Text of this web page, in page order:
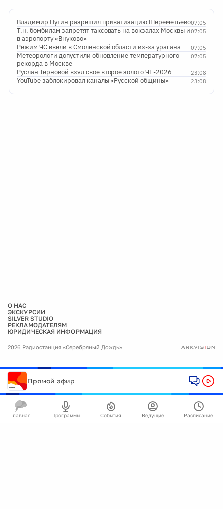
07:05
Владимир Путин разрешил приватизацию Шереметьево
07:05
Т.н. бомбилам запретят таксовать на вокзалах Москвы и
в аэропорту «Внуково»
07:05
Режим ЧС ввели в Смоленской области из-за урагана
07:05
Метеорологи допустили обновление температурного
рекорда в Москве
23:08
Руслан Терновой взял свое второе золото ЧЕ-2026
23:08
YouTube заблокировал каналы «Русской общины»
О НАС
ЭКСКУРСИИ
SILVER STUDIO
РЕКЛАМОДАТЕЛЯМ
ЮРИДИЧЕСКАЯ ИНФОРМАЦИЯ
2026 Радиостанция «Серебряный Дождь»
Прямой эфир
Главная Программы События Ведущие Расписание